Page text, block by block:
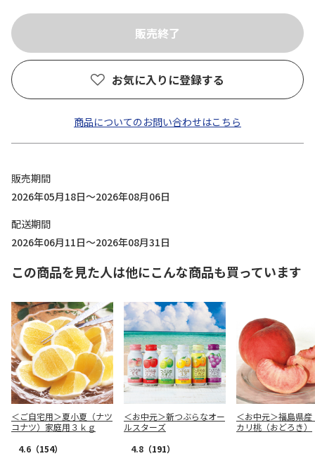
お気に入りに登録する
商品についてのお問い合わせはこちら
販売期間
2026年05月18日～2026年08月06日
配送期間
2026年06月11日～2026年08月31日
この商品を見た人は他にこんな商品も買っています
＜ご自宅用＞夏小夏（ナツ
コナツ）家庭用３ｋｇ
4.6 （154）
＜お中元＞新つぶらなオー
ルスターズ
4.8 （191）
＜お中元＞福島県
カリ桃（おどろき）